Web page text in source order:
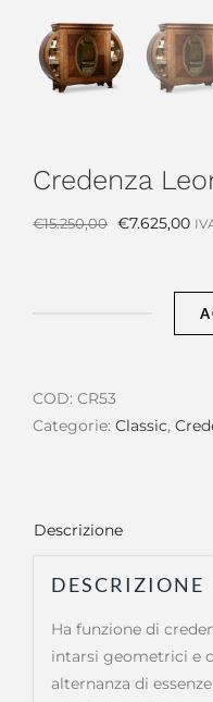
Credenza
€15.250,00 Il
€15.250,00.
€7.625,00Il
COD: CR53
Categorie: Classic,
Descrizione
DESCRIZIONE
Ha funzione di
intarsi geometrici e
alternanza di